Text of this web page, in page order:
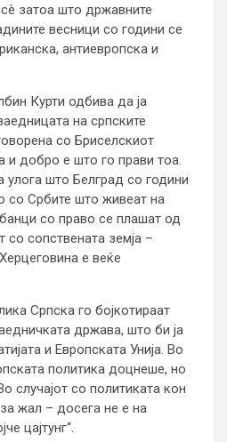
затоа што државните
весници со години се
антиевропска и
Курти одбива да ја
на српските
со Бриселскиот
и добро е што го прави тоа.
улога што Белград со години
со Србите што живеат на
со право се плашат од
сопствената земја –
е веќе
Српска го бојкотираат
држава, што би ја
и Европската Унија. Во
политика доцнеше, но
случајот со политиката кон
жал – досега не е на
цајтунг“.